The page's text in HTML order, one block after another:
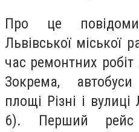
Про це
Львівської міської
час ремонтних робіт
Зокрема,
площі Різні і
6). Перший